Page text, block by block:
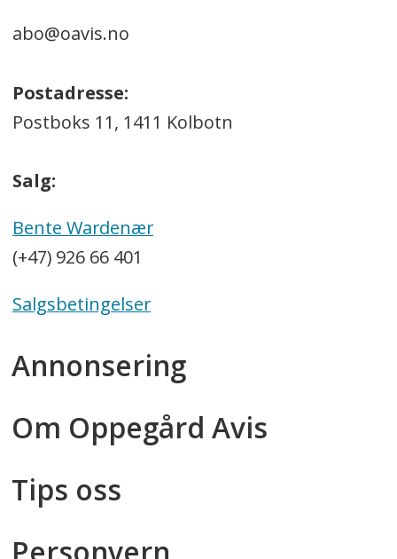
abo@oavis.no
Postadresse:
Postboks 11, 1411 Kolbotn
Salg:
Bente Wardenær
(+47) 926 66 401
Salgsbetingelser
Annonsering
Om Oppegård Avis
Tips oss